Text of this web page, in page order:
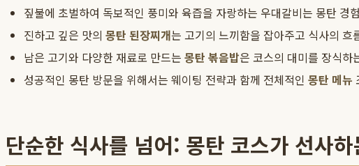
짚불에 초벌하여 독보적인 풍미와 육즙을 자랑하는 우대갈비는 몽탄 경
진하고 깊은 맛의 몽탄 된장찌개는 고기의 느끼함을 잡아주고 식사의
남은 고기와 다양한 재료로 만드는 몽탄 볶음밥은 코스의 대미를 장식하
성공적인 몽탄 방문을 위해서는 웨이팅 전략과 함께 전체적인 몽탄 메뉴
단순한 식사를 넘어: 몽탄 코스가 선사하